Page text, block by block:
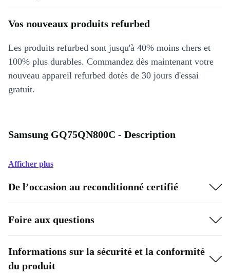
Vos nouveaux produits refurbed
Les produits refurbed sont jusqu'à 40% moins chers et
100% plus durables. Commandez dès maintenant votre
nouveau appareil refurbed dotés de 30 jours d'essai
gratuit.
Samsung GQ75QN800C - Description
Afficher plus
De l’occasion au reconditionné certifié
Foire aux questions
Informations sur la sécurité et la conformité
du produit